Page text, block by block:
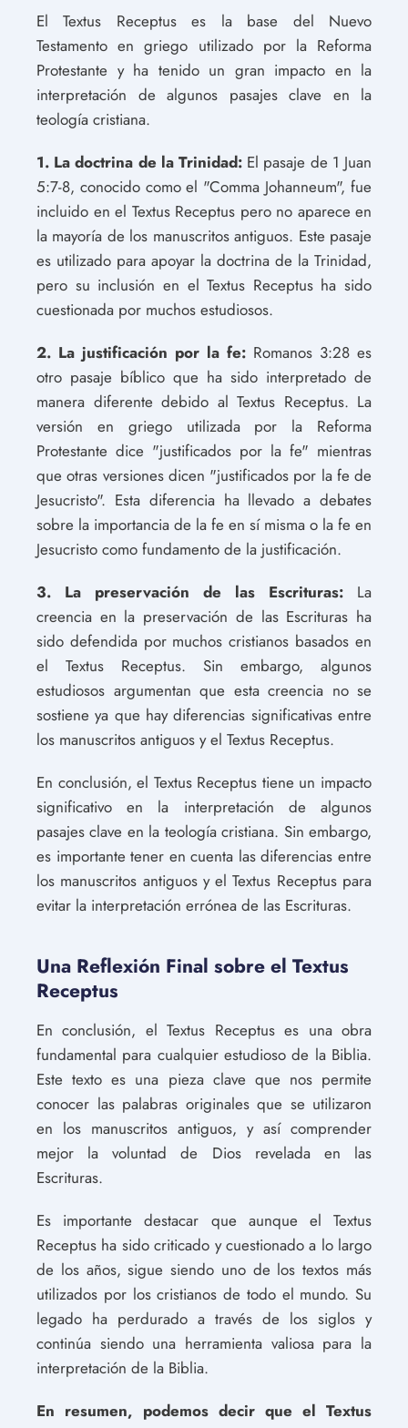
El Textus Receptus es la base del Nuevo
Testamento en griego utilizado por la Reforma
Protestante y ha tenido un gran impacto en la
interpretación de algunos pasajes clave en la
teología cristiana.
1. La doctrina de la Trinidad: El pasaje de 1 Juan
5:7-8, conocido como el "Comma Johanneum", fue
incluido en el Textus Receptus pero no aparece en
la mayoría de los manuscritos antiguos. Este pasaje
es utilizado para apoyar la doctrina de la Trinidad,
pero su inclusión en el Textus Receptus ha sido
cuestionada por muchos estudiosos.
2. La justificación por la fe: Romanos 3:28 es
otro pasaje bíblico que ha sido interpretado de
manera diferente debido al Textus Receptus. La
versión en griego utilizada por la Reforma
Protestante dice "justificados por la fe" mientras
que otras versiones dicen "justificados por la fe de
Jesucristo". Esta diferencia ha llevado a debates
sobre la importancia de la fe en sí misma o la fe en
Jesucristo como fundamento de la justificación.
3. La preservación de las Escrituras: La
creencia en la preservación de las Escrituras ha
sido defendida por muchos cristianos basados en
el Textus Receptus. Sin embargo, algunos
estudiosos argumentan que esta creencia no se
sostiene ya que hay diferencias significativas entre
los manuscritos antiguos y el Textus Receptus.
En conclusión, el Textus Receptus tiene un impacto
significativo en la interpretación de algunos
pasajes clave en la teología cristiana. Sin embargo,
es importante tener en cuenta las diferencias entre
los manuscritos antiguos y el Textus Receptus para
evitar la interpretación errónea de las Escrituras.
Una Reflexión Final sobre el Textus
Receptus
En conclusión, el Textus Receptus es una obra
fundamental para cualquier estudioso de la Biblia.
Este texto es una pieza clave que nos permite
conocer las palabras originales que se utilizaron
en los manuscritos antiguos, y así comprender
mejor la voluntad de Dios revelada en las
Escrituras.
Es importante destacar que aunque el Textus
Receptus ha sido criticado y cuestionado a lo largo
de los años, sigue siendo uno de los textos más
utilizados por los cristianos de todo el mundo. Su
legado ha perdurado a través de los siglos y
continúa siendo una herramienta valiosa para la
interpretación de la Biblia.
En resumen, podemos decir que el Textus